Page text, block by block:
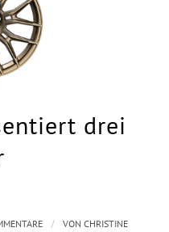
drei
/ VONCHRISTINE